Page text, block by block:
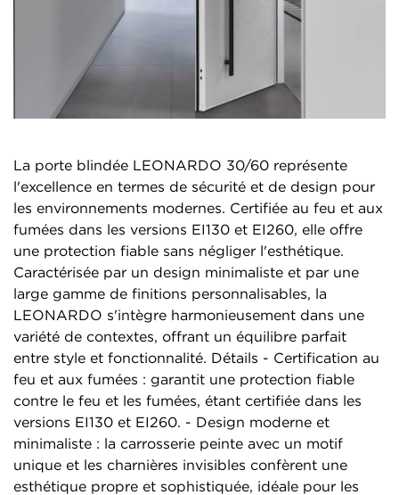
La porte blindée LEONARDO 30/60 représente
l'excellence en termes de sécurité et de design pour
les environnements modernes. Certifiée au feu et aux
fumées dans les versions EI130 et EI260, elle offre
une protection fiable sans négliger l'esthétique.
Caractérisée par un design minimaliste et par une
large gamme de finitions personnalisables, la
LEONARDO s'intègre harmonieusement dans une
variété de contextes, offrant un équilibre parfait
entre style et fonctionnalité. Détails - Certification au
feu et aux fumées : garantit une protection fiable
contre le feu et les fumées, étant certifiée dans les
versions EI130 et EI260. - Design moderne et
minimaliste : la carrosserie peinte avec un motif
unique et les charnières invisibles confèrent une
esthétique propre et sophistiquée, idéale pour les